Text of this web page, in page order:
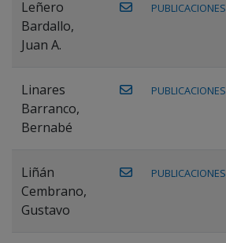
Leñero
Bardallo,
Juan A.
PUBLICACIONES
Linares
Barranco,
Bernabé
PUBLICACIONES
Liñán
Cembrano,
Gustavo
PUBLICACIONES